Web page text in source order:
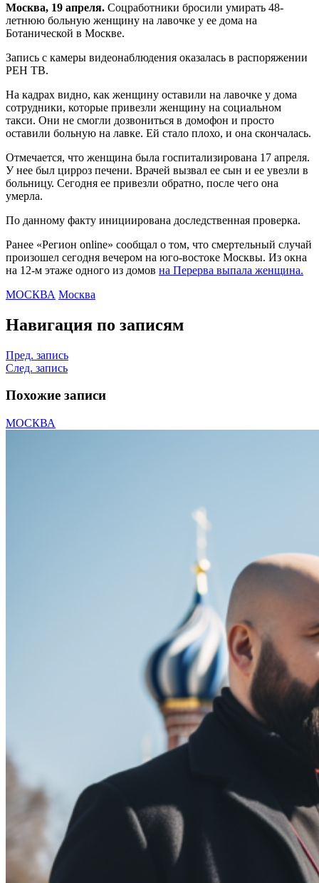
Москва, 19 апреля. Соцработники бросили умирать 48-
летнюю больную женщину на лавочке у ее дома на
Ботанической в Москве.
Запись с камеры видеонаблюдения оказалась в распоряжении
РЕН ТВ.
На кадрах видно, как женщину оставили на лавочке у дома
сотрудники, которые привезли женщину на социальном
такси. Они не смогли дозвониться в домофон и просто
оставили больную на лавке. Ей стало плохо, и она скончалась.
Отмечается, что женщина была госпитализирована 17 апреля.
У нее был цирроз печени. Врачей вызвал ее сын и ее увезли в
больницу. Сегодня ее привезли обратно, после чего она
умерла.
По данному факту инициирована доследственная проверка.
Ранее «Регион online» сообщал о том, что смертельный случай
произошел сегодня вечером на юго-востоке Москвы. Из окна
на 12-м этаже одного из домов на Перерва выпала женщина.
МОСКВА Москва
Навигация по записям
Пред. запись
След. запись
Похожие записи
МОСКВА